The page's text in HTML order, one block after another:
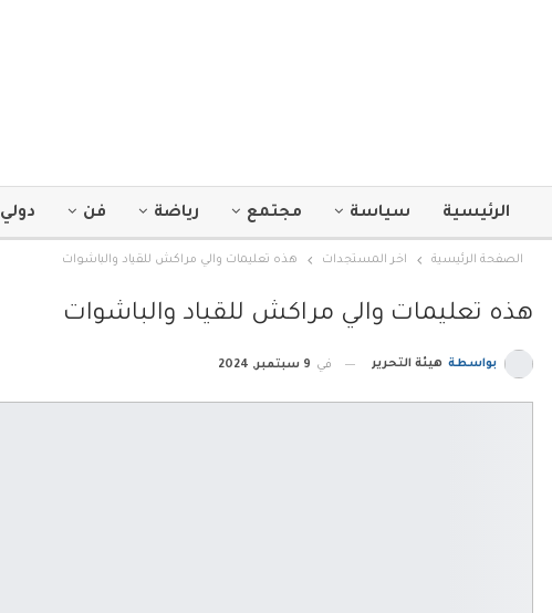
الرئيسية سياسة مجتمع رياضة فن دولي
الصفحة الرئيسية اخر المستجدات هذه تعليمات والي مراكش للقياد والباشوات
هذه تعليمات والي مراكش للقياد والباشوات
بواسطة هيئة التحرير في 9 سبتمبر, 2024